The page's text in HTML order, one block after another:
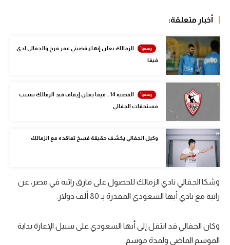
أمم إفريقيا
كرة السلة الأمريكية
كرة سلة
كرة طائرة
الوطن العربي
في المونديال
رياضة نسائية
ركن الألعاب
أخبار متعلقة:
الزمالك يعلن إنهاء قضيتي عمر فرج والجفالي لدى
فيفا
القضية 14.. فيفا يعلن إيقاف قيد الزمالك بسبب
مستحقات الجفالي
وكيل الجفالي يكشف حقيقة فسخ تعاقده مع الزمالك
وشكا الجفالي نادي الزمالك للحصول على فارق راتبه في مصر، عن
راتبه مع نادي أبها السعودي المقدرة بـ 80 ألف دولار.
وكان الجفالي قد انتقل إلى أبها السعودي على سبيل الإعارة بداية
الموسم الماضي ولمدة موسم.